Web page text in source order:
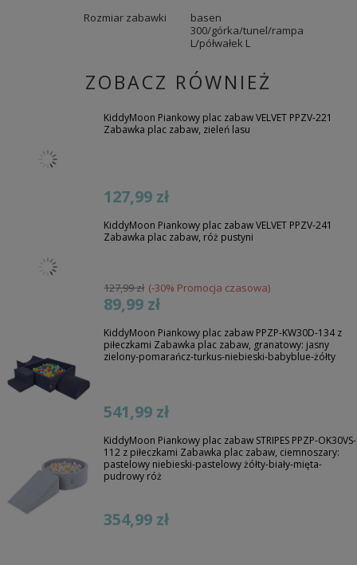
Rozmiar zabawki
basen
300/górka/tunel/rampa
L/półwałek L
ZOBACZ RÓWNIEŻ
KiddyMoon Piankowy plac zabaw VELVET PPZV-221
Zabawka plac zabaw, zieleń lasu
127,99 zł
KiddyMoon Piankowy plac zabaw VELVET PPZV-241
Zabawka plac zabaw, róż pustyni
127,99 zł (-30% Promocja czasowa)
89,99 zł
KiddyMoon Piankowy plac zabaw PPZP-KW30D-134 z
piłeczkami Zabawka plac zabaw, granatowy: jasny
zielony-pomarańcz-turkus-niebieski-babyblue-żółty
541,99 zł
KiddyMoon Piankowy plac zabaw STRIPES PPZP-OK30VS-
112 z piłeczkami Zabawka plac zabaw, ciemnoszary:
pastelowy niebieski-pastelowy żółty-biały-mięta-
pudrowy róż
354,99 zł